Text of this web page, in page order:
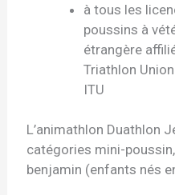
à tous les
poussins à
étrangère
Triathlon
ITU
L’animathlon Duathlon
catégories mini-
benjamin (enfants nés